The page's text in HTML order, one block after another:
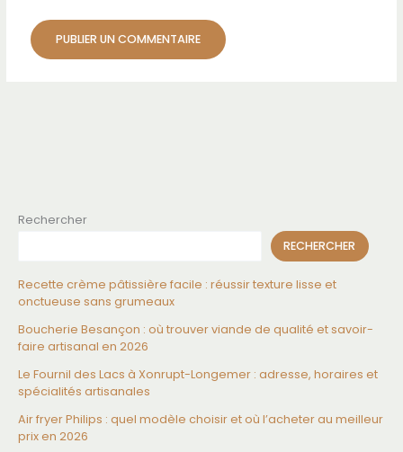
Rechercher
RECHERCHER
Recette crème pâtissière facile : réussir texture lisse et
onctueuse sans grumeaux
Boucherie Besançon : où trouver viande de qualité et savoir-
faire artisanal en 2026
Le Fournil des Lacs à Xonrupt-Longemer : adresse, horaires et
spécialités artisanales
Air fryer Philips : quel modèle choisir et où l’acheter au meilleur
prix en 2026